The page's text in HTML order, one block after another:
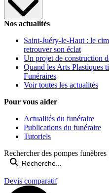
Nos actualités
Saint-Juéry-le-Haut : le
retrouver son éclat
Un projet de construction
Quand les Arts Plastiques
Funéraires
Voir toutes les actualités
Pour vous aider
Actualités du funéraire
Publications du funéraire
Tutoriels
Rechercher des pompes
Devis comparatif